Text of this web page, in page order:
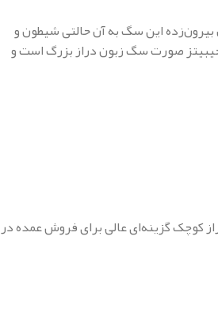
این سگ به آن حالتی شیطون و
صورت سگ زبون دراز بزرگ است و
کوچک گزینه‌ای عالی برای فروش عمده در